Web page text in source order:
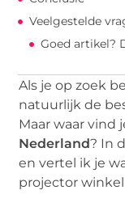
Veelgestelde
Goed artikel?
Als je op zoek
natuurlijk de
Maar waar vind
Nederland? In
en vertel ik je
projector